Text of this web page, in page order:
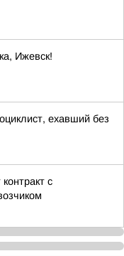
Ижевск!
ехавший без
с